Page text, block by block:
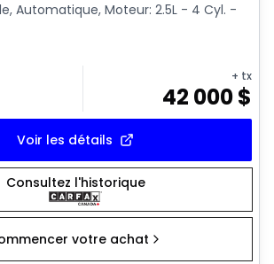
Automatique, Moteur: 2.5L - 4 Cyl. -
+ tx
42 000$
Voir les détails
Consultez l'historique
votre achat